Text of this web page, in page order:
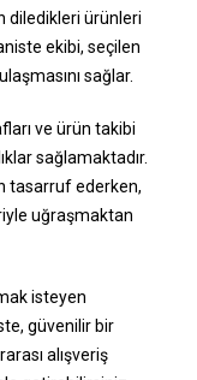
diledikleri ürünleri
ekibi, seçilen
sağlar.
ve ürün takibi
sağlamaktadır.
tasarruf ederken,
uğraşmaktan
isteyen
güvenilir bir
alışveriş